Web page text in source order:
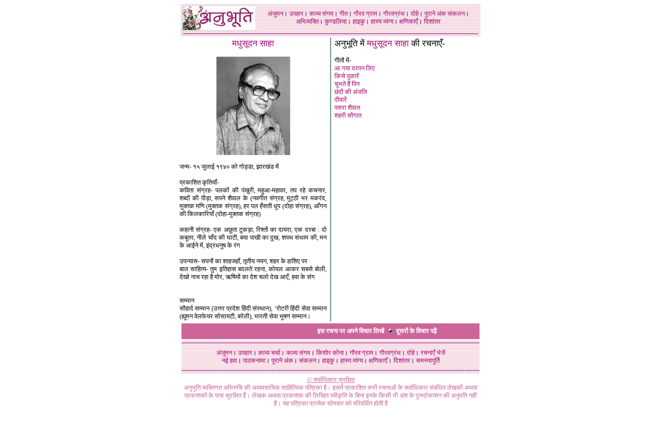
अंजुमन।उपहार।काव्य संगम।गीत।गौरव ग्राम।गौरवग्रंथ।दोहे।पुराने अंक संकलन।
अभिव्यक्ति।कुण्डलिया।हाइकु।हास्य व्यंग्य।क्षणिकाएँ।दिशांतर
मधुसूदन साहा
जन्म- १५ जुलाई १९४० को गोड्डा, झारखंड में
प्रकाशित कृतियाँ-
कविता संग्रह- पलकों की पंखुरी, महुआ-महावर, तप रहे कचनार,
शब्दों की पीड़ा, सपने शैवाल के (नवगीत संग्रह, मुट्ठी भर मकरंद,
मुक्तक मणि (मुक्तक संग्रह), हर पल हँसती धूप (दोहा संग्रह), आँगन
की किलकारियाँ (दोहा-मुक्तक संग्रह)
कहानी संग्रह- एक अछूता टुकड़ा, रिश्तों का दायरा, एक दरबा : दो
कबूतर, नीले चाँद की घाटी, बया पाखी का दुख, शपथ संथाम की, मन
के आईने में, इंद्रधनुष के रंग
उपन्यास- सपनों का शाहजहाँ, तृतीय नयन, शहर के हाशिए पर
बाल साहित्य- तुम इतिहास बदलते रहना, कोयल आकर सबसे बोली,
देखो नाच रहा है मोर, ऋषियों का देश चलो देख आएँ, हवा के संग
सम्मान
सौहार्द सम्मान (उत्तर प्रदेश हिंदी संस्थान), ‘रोटरी हिंदी सेवा सम्मान
(ह्यूमन वेलफेयर सोसायटी, बरेली), भारती सेवा भूषण सम्मान।
अनुभूति मेंमधुसूदन साहाकी रचनाएँ-
गीतों में-
आ गया दरपन लिए
किसे पुकारें
चुभते हैं पिन
छंदों की अंजलि
दीवारें
पसरा शैवाल
शहरी सौगात
इस रचना पर अपने विचार लिखें दूसरों के विचारपढ़ें
अंजुमन।उपहार।काव्य चर्चा।काव्य संगम।किशोर कोना।गौरव ग्राम।गौरवग्रंथ।दोहे।रचनाएँ भेजें
नई हवा। पाठकनामा। पुराने अंक। संकलन। हाइकु। हास्य व्यंग्य। क्षणिकाएँ। दिशांतर। समस्यापूर्ति
© सर्वाधिकार सुरक्षित
अनुभूति व्यक्तिगत अभिरुचि की अव्यवसायिक साहित्यिक पत्रिका है। इसमें प्रकाशित सभी रचनाओं के सर्वाधिकार संबंधित लेखकों अथवा
प्रकाशकों के पास सुरक्षित हैं। लेखक अथवा प्रकाशक की लिखित स्वीकृति के बिना इनके किसी भी अंश के पुनर्प्रकाशन की अनुमति नहीं
है। यह पत्रिका प्रत्येक सोमवार को परिवर्धित होती है